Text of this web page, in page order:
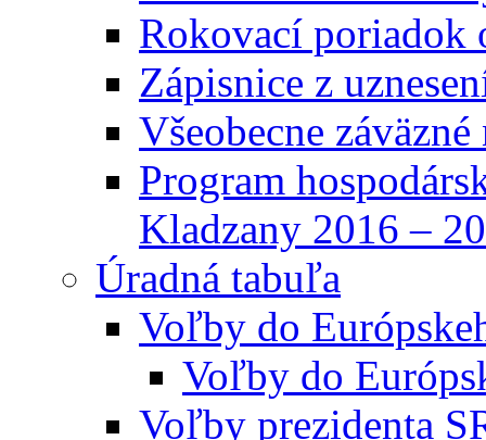
Rokovací poriadok
Zápisnice z
Všeobecne
Program
Kladzany 2016 –
Úradná tabuľa
Voľby do
Voľby do
Voľby prezidenta